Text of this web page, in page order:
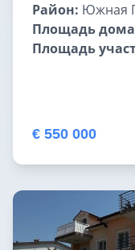
Район: Южная
Площадь
Площадь
€ 550 000